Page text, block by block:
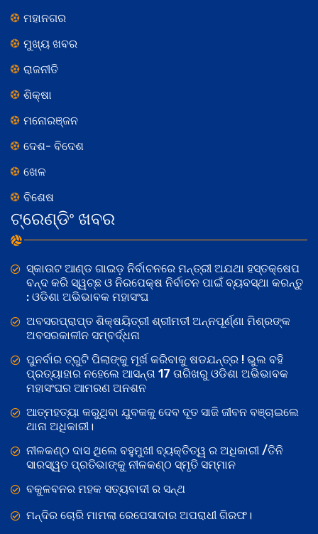
ମହାନଗର
ମୁଖ୍ୟ ଖବର
ରାଜନୀତି
ଶିକ୍ଷା
ମନୋରଞ୍ଜନ
ଦେଶ- ବିଦେଶ
ଖେଳ
ବିଶେଷ
ଟ୍ରେଣ୍ଡିଂ ଖବର
ସ୍କାଉଟ ଆଣ୍ଡ ଗାଇଡ଼ ନିର୍ବାଚନରେ ମନ୍ତ୍ରୀ ଅଯଥା ହସ୍ତକ୍ଷେପ
ବନ୍ଦ କରି ସ୍ୱଚ୍ଛ ଓ ନିରପେକ୍ଷ ନିର୍ବାଚନ ପାଇଁ ବ୍ୟବସ୍ଥା କରନ୍ତୁ
: ଓଡିଶା ଅଭିଭାବକ ମହାସଂଘ
ଅବସରପ୍ରାପ୍ତ ଶିକ୍ଷୟିତ୍ରୀ ଶ୍ରୀମତୀ ଅନ୍ନପୂର୍ଣ୍ଣା ମିଶ୍ରଙ୍କ
ଅବସରକାଳୀନ ସମ୍ବର୍ଦ୍ଧନା
ପୁନର୍ବାର ତ୍ରୁଟି ପିଲାଙ୍କୁ ମୂର୍ଖ କରିବାକୁ ଷଡଯନ୍ତ୍ର ! ଭୁଲ ବହି
ପ୍ରତ୍ୟାହାର ନହେଲେ ଆସନ୍ତା 17 ତାରିଖରୁ ଓଡିଶା ଅଭିଭାବକ
ମହାସଂଘର ଆମରଣ ଅନଶନ
ଆତ୍ମହତ୍ୟା କରୁଥିବା ଯୁବକକୁ ଦେବ ଦୂତ ସାଜି ଜୀବନ ବଞ୍ଚାଇଲେ
ଥାନା ଅଧିକାରୀ।
ନୀଳକଣ୍ଠ ଦାସ ଥିଲେ ବହୁମୁଖୀ ବ୍ୟକ୍ତିତ୍ୱ ର ଅଧିକାରୀ /ତିନି
ସାରସ୍ୱତ ପ୍ରତିଭାଙ୍କୁ ନୀଳକଣ୍ଠ ସ୍ମୃତି ସମ୍ମାନ
ବକୁଳବନର ମହକ ସତ୍ୟବାଦୀ ର ସନ୍ଥ
ମନ୍ଦିର ଚୋରି ମାମଲା ରେପେସାଦାର ଅପରାଧୀ ଗିରଫ।